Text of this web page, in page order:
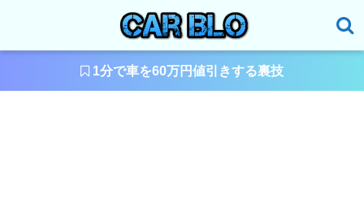
1分で車を60万円値引きする裏技